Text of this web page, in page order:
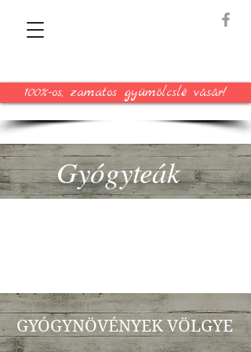
100%-os, zamatos gyümölcslé vásár!
Gyógyteák
GYÓGYNÖVÉNYEK VÖLGYE